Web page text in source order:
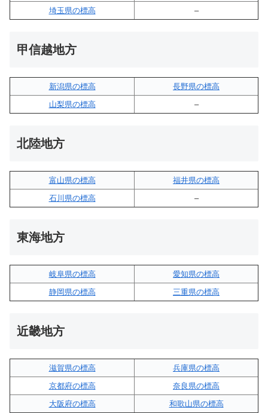
埼玉県の標高
–
甲信越地方
新潟県の標高
長野県の標高
山梨県の標高
–
北陸地方
富山県の標高
福井県の標高
石川県の標高
–
東海地方
岐阜県の標高
愛知県の標高
静岡県の標高
三重県の標高
近畿地方
滋賀県の標高
兵庫県の標高
京都府の標高
奈良県の標高
大阪府の標高
和歌山県の標高